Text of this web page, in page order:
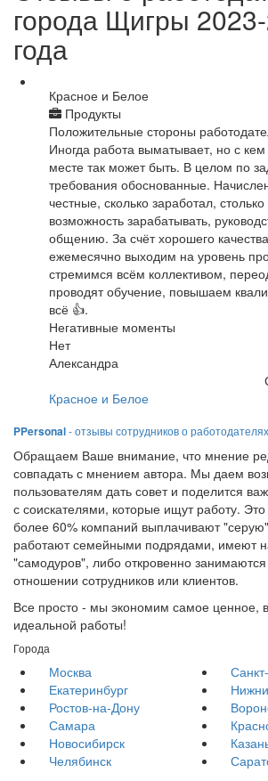
города Щигры
года
Красное и Белое
Продукты
Положительные стороны
Иногда работа выматывает, но с
месте так может быть. В целом по
требования обоснованные.
честные, сколько заработал,
возможность зарабатывать,
общению. За счёт хорошего
ежемесячно выходим на уровень
стремимся всём коллективом,
проводят обучение, повышаем
всё 👍.
Негативные моменты
Нет
Александра
Красное и Белое
PPersonal- отзывы сотрудников о работодателях
Обращаем Ваше внимание, что мнение
совпадать с мнением автора. Мы даем
пользователям дать совет и поделится
с соискателями, которые ищут работу.
более 60% компаний выплачивают
работают семейными подрядами, имеют
"самодуров", либо откровенно
отношении сотрудников или клиентов.
Все просто - мы экономим самое ценное,
идеальной работы!
Города
Москва
Екатеринбург
Ростов-на-Дону
Самара
Новосибирск
Челябинск